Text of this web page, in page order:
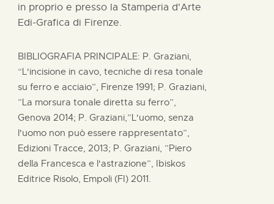
in proprio e presso la Stamperia d'Arte
Edi-Grafica di Firenze.
BIBLIOGRAFIA PRINCIPALE: P. Graziani,
“L'incisione in cavo, tecniche di resa tonale
su ferro e acciaio”, Firenze 1991; P. Graziani,
”La morsura tonale diretta su ferro”,
Genova 2014; P. Graziani,”L'uomo, senza
l'uomo non può essere rappresentato”,
Edizioni Tracce, 2013; P. Graziani, ”Piero
della Francesca e l'astrazione”, Ibiskos
Editrice Risolo, Empoli (FI) 2011.